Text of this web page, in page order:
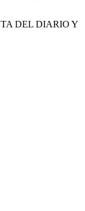
DEL DIARIO Y